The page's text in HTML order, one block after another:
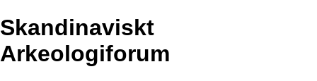
Skandinaviskt
Arkeologiforum